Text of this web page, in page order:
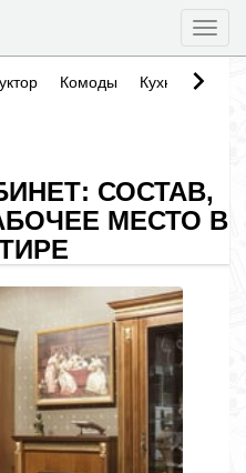
Комоды Кухни
СОСТАВ,
МЕСТО В